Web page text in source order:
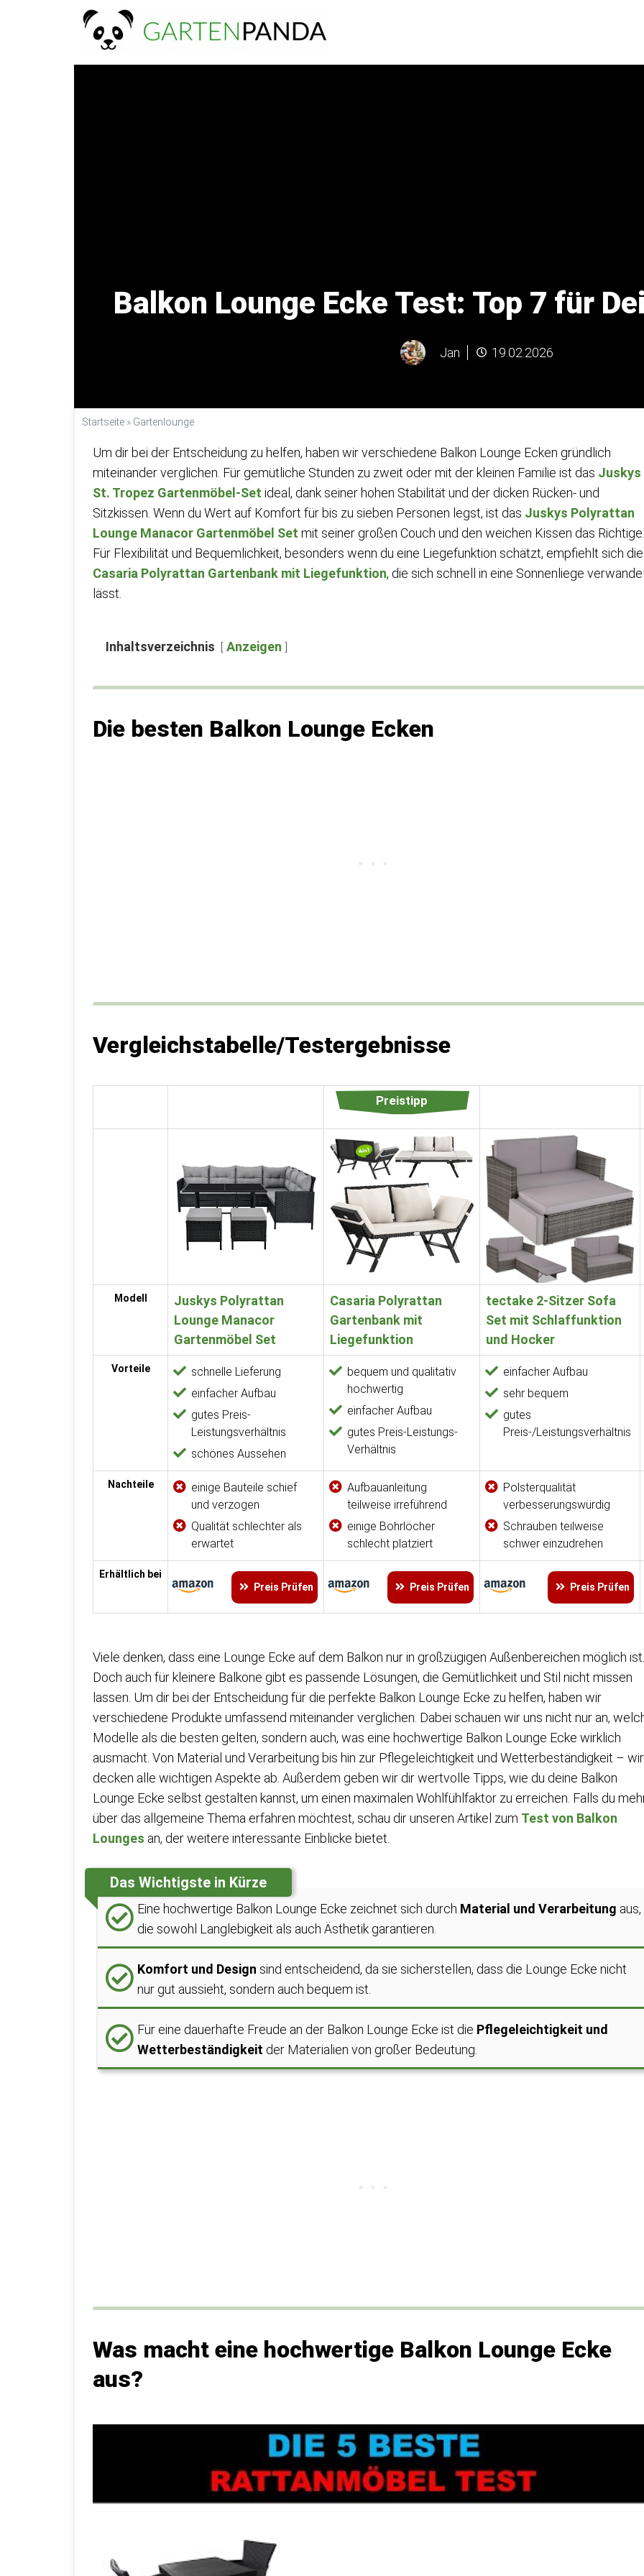
Balkon Lounge Ecke Test: Top 7 für
Jan 19.02.2026
Startseite » Gartenlounge
Um dir bei der Entscheidung zu helfen, haben wir verschiedene Balkon Lounge Ecken gründlich
miteinander verglichen. Für gemütliche Stunden zu zweit oder mit der kleinen Familie ist das Juskys
St. Tropez Gartenmöbel-Set ideal, dank seiner hohen Stabilität und der dicken Rücken- und
Sitzkissen. Wenn du Wert auf Komfort für bis zu sieben Personen legst, ist das Juskys Polyrattan
Lounge Manacor Gartenmöbel Set mit seiner großen Couch und den weichen Kissen das Richtige.
Für Flexibilität und Bequemlichkeit, besonders wenn du eine Liegefunktion schätzt, empfiehlt sich die
Casaria Polyrattan Gartenbank mit Liegefunktion, die sich schnell in eine Sonnenliege
lässt.
Inhaltsverzeichnis Anzeigen
Die besten Balkon Lounge Ecken
Vergleichstabelle/Testergebnisse
Preistipp
Modell
Juskys Polyrattan
Lounge Manacor
Gartenmöbel Set
Casaria Polyrattan
Gartenbank mit
Liegefunktion
tectake 2-Sitzer Sofa
Set mit Schlaffunktion
und Hocker
Vorteile
schnelle Lieferung
einfacher Aufbau
gutes Preis-
Leistungsverhältnis
schönes Aussehen
bequem und qualitativ
hochwertig
einfacher Aufbau
gutes Preis-Leistungs-
Verhältnis
einfacher Aufbau
sehr bequem
gutes
Preis-/Leistungsverhältnis
Nachteile
einige Bauteile schief
und verzogen
Qualität schlechter als
erwartet
Aufbauanleitung
teilweise irreführend
einige Bohrlöcher
schlecht platziert
Polsterqualität
verbesserungswürdig
Schrauben teilweise
schwer einzudrehen
Erhältlich bei
Preis Prüfen
Preis Prüfen Preis Prüfen
Viele denken, dass eine Lounge Ecke auf dem Balkon nur in großzügigen Außenbereichen möglich ist.
Doch auch für kleinere Balkone gibt es passende Lösungen, die Gemütlichkeit und Stil nicht missen
lassen. Um dir bei der Entscheidung für die perfekte Balkon Lounge Ecke zu helfen, haben wir
verschiedene Produkte umfassend miteinander verglichen. Dabei schauen wir uns nicht nur an,
Modelle als die besten gelten, sondern auch, was eine hochwertige Balkon Lounge Ecke wirklich
ausmacht. Von Material und Verarbeitung bis hin zur Pflegeleichtigkeit und Wetterbeständigkeit – wir
decken alle wichtigen Aspekte ab. Außerdem geben wir dir wertvolle Tipps, wie du deine Balkon
Lounge Ecke selbst gestalten kannst, um einen maximalen Wohlfühlfaktor zu erreichen. Falls du
über das allgemeine Thema erfahren möchtest, schau dir unseren Artikel zum Test von Balkon
Lounges an, der weitere interessante Einblicke bietet.
Das Wichtigste in Kürze
Eine hochwertige Balkon Lounge Ecke zeichnet sich durch Material und Verarbeitung aus,
die sowohl Langlebigkeit als auch Ästhetik garantieren.
Komfort und Design sind entscheidend, da sie sicherstellen, dass die Lounge Ecke nicht
nur gut aussieht, sondern auch bequem ist.
Für eine dauerhafte Freude an der Balkon Lounge Ecke ist die Pflegeleichtigkeit und
Wetterbeständigkeit der Materialien von großer Bedeutung.
Was macht eine hochwertige Balkon Lounge Ecke
aus?